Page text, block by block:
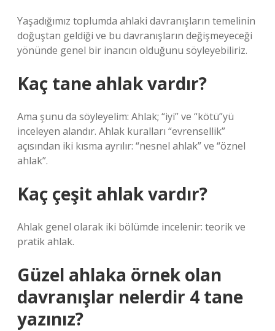
Yaşadığımız toplumda ahlaki davranışların temelinin
doğuştan geldiği ve bu davranışların değişmeyeceği
yönünde genel bir inancın olduğunu söyleyebiliriz.
Kaç tane ahlak vardır?
Ama şunu da söyleyelim: Ahlak; “iyi” ve “kötü”yü
inceleyen alandır. Ahlak kuralları “evrensellik”
açısından iki kısma ayrılır: “nesnel ahlak” ve “öznel
ahlak”.
Kaç çeşit ahlak vardır?
Ahlak genel olarak iki bölümde incelenir: teorik ve
pratik ahlak.
Güzel ahlaka örnek olan
davranışlar nelerdir 4 tane
yazınız?